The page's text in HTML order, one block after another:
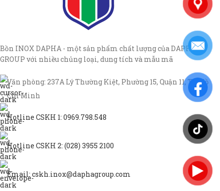
Bồn INOX DAPHA - một sản phẩm chất lượng của DAPHA
GROUP với nhiều chủng loại, dung tích và mẫu mã
Văn phòng: 237A Lý Thường Kiệt, Phường 15, Quận 11, TP Hồ
Chí Minh
Hotline CSKH 1: 0969.798.548
Hotline CSKH 2: (028) 3955 2100
Email: cskh.inox@daphagroup.com